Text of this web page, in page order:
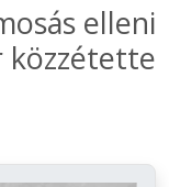
elleni
közzétette